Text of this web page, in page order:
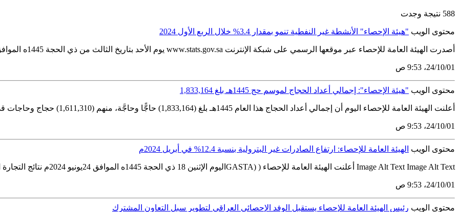
588 نتيجة وجدت
محتوى الويب "هيئة الإحصاء" الأنشطة غير النفطية تنمو بمقدار 3.4% خلال الربع الأول 2024
أصدرت الهيئة العامة للإحصاء عبر موقعها الرسمي على شبكة الإنترنت www.stats.gov.sa يوم الأحد بتاريخ الثالث من ذي الحجة 1445ه الموافق 9 يونيو 2024م تقرير الناتج المحلي الإجمالي ومؤشرات الحسابات...
01‏/10‏/24، 9:53 ص
محتوى الويب "هيئة الإحصاء": إجمالي أعداد الحجاج لموسم حج 1445هـ بلغ 1,833,164
أعلنت الهيئة العامة للإحصاء اليوم أن إجمالي أعداد الحجاج هذا العام 1445هـ بلغ (1,833,164) حاجًّا وحاجَّة، منهم (1,611,310) حجاج وحاجات قدموا من خارج المملكة عبر المنافذ المختلفة، فيما بلغ عدد حجاج...
01‏/10‏/24، 9:53 ص
محتوى الويب الهيئة العامة للإحصاء: ارتفاع الصادرات غير البترولية بنسبة 12.4% في أبريل 2024م
Image Alt Text Image Alt Text أعلنت الهيئة العامة للإحصاء ( (GASTAاليوم الإثنين 18 ذي الحجة 1445ه الموافق 24يونيو 2024م نتائج التجارة الدولية لشهر أبريل 2024م، ونشرته عبر موقعها الرسمي على شبكة...
01‏/10‏/24، 9:53 ص
محتوى الويب رئيس الهيئة العامة للإحصاء يستقبل الوفد الإحصائي العراقي لتطوير سبل التعاون المشترك